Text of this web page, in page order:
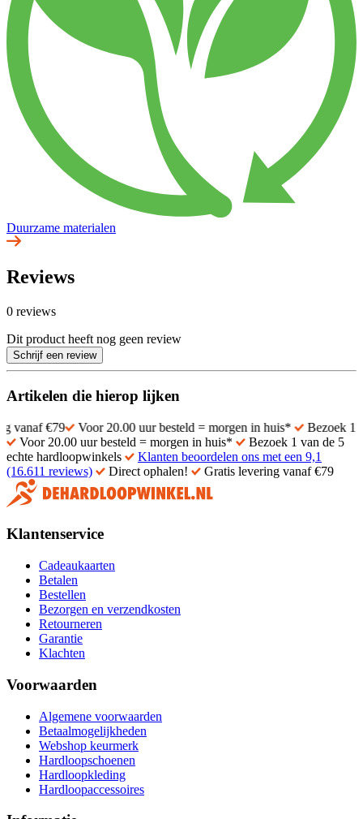
Duurzame materialen
Reviews
0 reviews
Dit product heeft nog geen review
Schrijf een review
Artikelen die hierop lijken
€79 Voor 20.00 uur besteld = morgen in huis*
Bezoek 1 van de
Voor 20.00 uur besteld = morgen in huis*
Bezoek 1 van de 5
echte hardloopwinkels
Klanten beoordelen ons met een 9,1
(16.611 reviews)
Direct ophalen! Gratis levering vanaf €79
Klantenservice
Cadeaukaarten
Betalen
Bestellen
Bezorgen en verzendkosten
Retourneren
Garantie
Klachten
Voorwaarden
Algemene voorwaarden
Betaalmogelijkheden
Webshop keurmerk
Hardloopschoenen
Hardloopkleding
Hardloopaccessoires